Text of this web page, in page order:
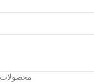
محصولات